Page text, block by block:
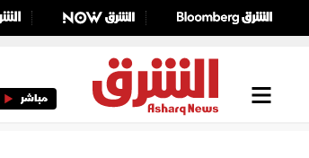
مباشر